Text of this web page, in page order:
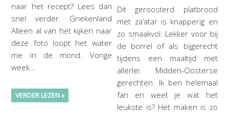
naar het recept? Lees dan
snel verder. Griekenland
Alleen al van het kijken naar
deze foto loopt het water
me in de mond. Vorige
week…
VERDER LEZEN »
Dit geroosterd platbrood
met za’atar is knapperig en
zo smaakvol. Lekker voor bij
de borrel of als bijgerecht
tijdens een maaltijd met
allerlei Midden-Oosterse
gerechten. Ik ben helemaal
fan en weet je wat het
leukste is? Het maken is zo